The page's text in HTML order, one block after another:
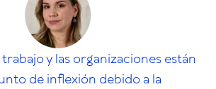
y las organizaciones están
de inflexión debido a la